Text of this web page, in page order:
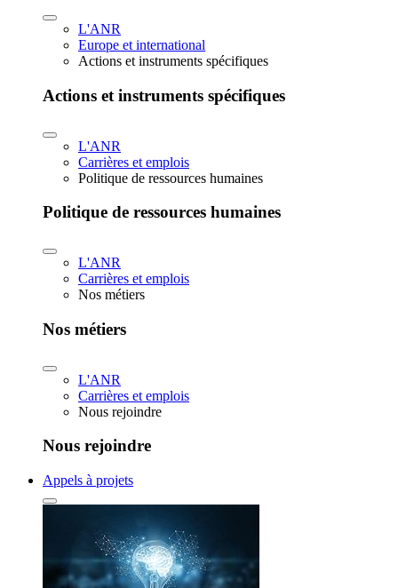
L'ANR
Europe et international
Actions et instruments spécifiques
Actions et instruments spécifiques
L'ANR
Carrières et emplois
Politique de ressources humaines
Politique de ressources humaines
L'ANR
Carrières et emplois
Nos métiers
Nos métiers
L'ANR
Carrières et emplois
Nous rejoindre
Nous rejoindre
Appels à projets